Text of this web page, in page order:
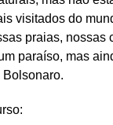
visitados do
praias, nossas
paraíso, mas
Bolsonaro.